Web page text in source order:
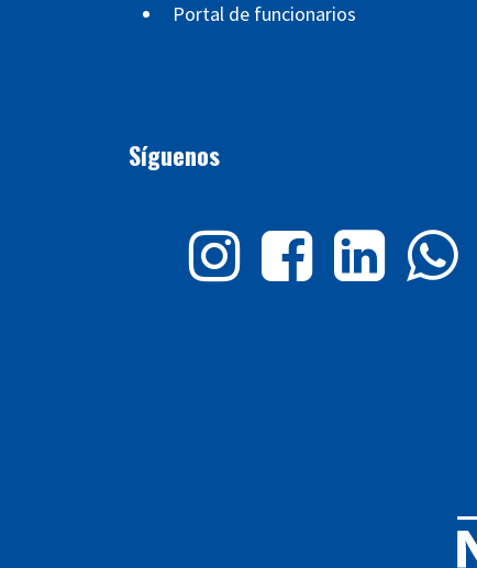
Portal de funcionarios
Síguenos